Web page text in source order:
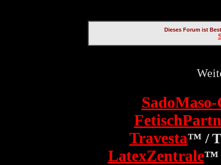
Dieses Forum ist
Travesta™ /
LatexZentrale™